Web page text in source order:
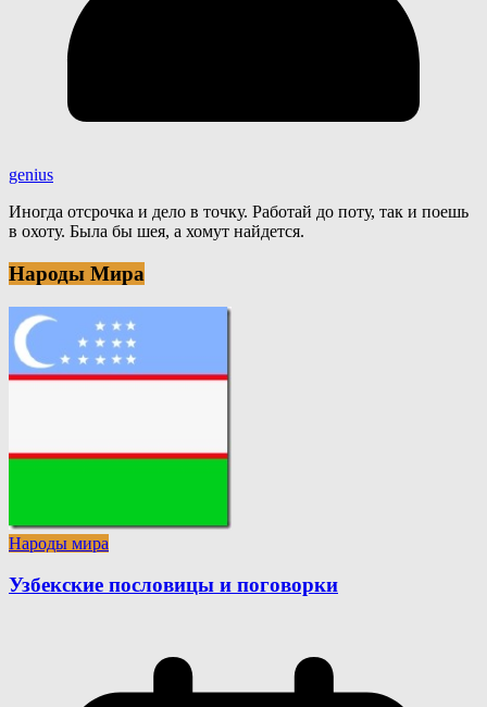
genius
Иногда отсрочка и дело в точку. Работай до поту, так и поешь
в охоту. Была бы шея, а хомут найдется.
Народы Мира
Народы мира
Узбекские пословицы и поговорки